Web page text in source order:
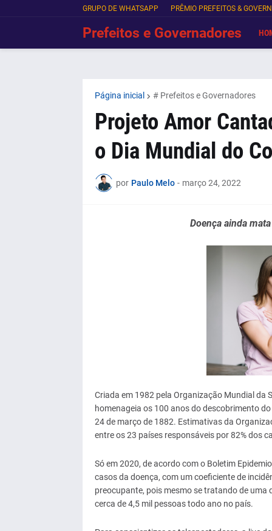
GRUPO DE WHATSAPP PRÊMIO PREFEITOS &
Prefeitos e Governadores
Página inicial # Prefeitos e Governadores
Projeto Amor
o Dia Mundial do
por Paulo Melo - março 24, 2022
Doença ainda
Criada em 1982 pela Organização Mundial da
homenageia os 100 anos do descobrimento
24 de março de 1882. Estimativas da
entre os 23 países responsáveis por 82% dos
Só em 2020, de acordo com o Boletim
casos da doença, com um coeficiente de
preocupante, pois mesmo se tratando de
cerca de 4,5 mil pessoas todo ano no país.